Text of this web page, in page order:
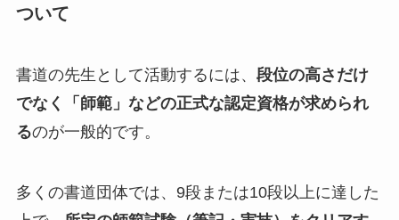
ついて
書道の先生として活動するには、 段位の高さだけ
でなく「師範」などの正式な認定資格が求められ
るのが一般的です。
多くの書道団体では、9段または10段以上に達した